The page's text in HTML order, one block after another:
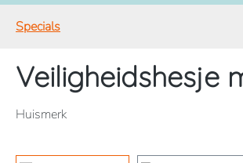
Specials
Veiligheidshesje
Huismerk